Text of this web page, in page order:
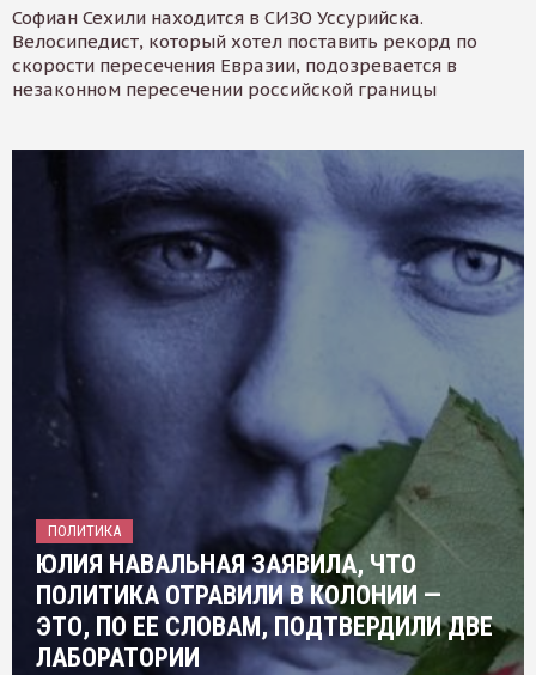
Софиан Сехили находится в СИЗО Уссурийска.
Велосипедист, который хотел поставить рекорд по
скорости пересечения Евразии, подозревается в
незаконном пересечении российской границы
ПОЛИТИКА
ЮЛИЯ НАВАЛЬНАЯ ЗАЯВИЛА, ЧТО
ПОЛИТИКА ОТРАВИЛИ В КОЛОНИИ —
ЭТО, ПО ЕЕ СЛОВАМ, ПОДТВЕРДИЛИ ДВЕ
ЛАБОРАТОРИИ